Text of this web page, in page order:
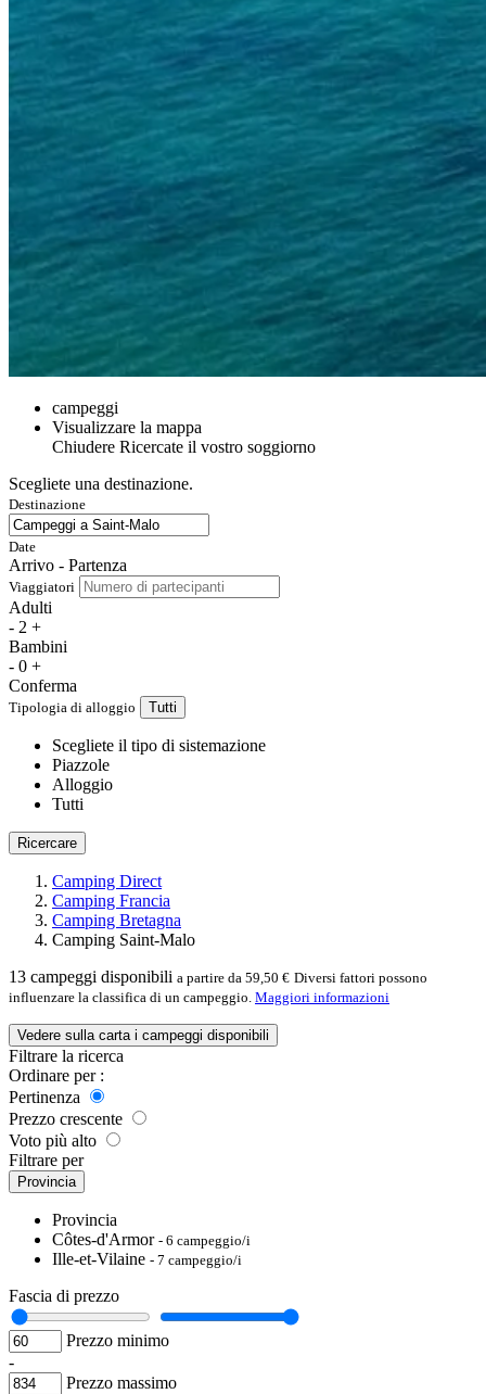
campeggi
Visualizzare la mappa
Chiudere Ricercate il vostro soggiorno
Scegliete una destinazione.
Destinazione
Date
Arrivo - Partenza
Viaggiatori
Adulti
- 2 +
Bambini
- 0 +
Conferma
Tipologia di alloggio Tutti
Scegliete il tipo di sistemazione
Piazzole
Alloggio
Tutti
Ricercare
Camping Direct
Camping Francia
Camping Bretagna
Camping Saint-Malo
13 campeggi disponibili a partire da 59,50 € Diversi fattori possono
influenzare la classifica di un campeggio. Maggiori informazioni
Vedere sulla carta i campeggi disponibili
Filtrare la ricerca
Ordinare per :
Pertinenza
Prezzo crescente
Voto più alto
Filtrare per
Provincia
Provincia
Côtes-d'Armor - 6 campeggio/i
Ille-et-Vilaine - 7 campeggio/i
Fascia di prezzo
Prezzo minimo
-
Prezzo massimo